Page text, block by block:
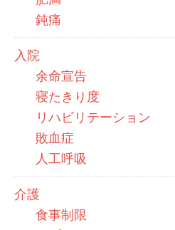
鈍痛
入院
余命宣告
寝たきり度
リハビリテーション
敗血症
人工呼吸
介護
食事制限